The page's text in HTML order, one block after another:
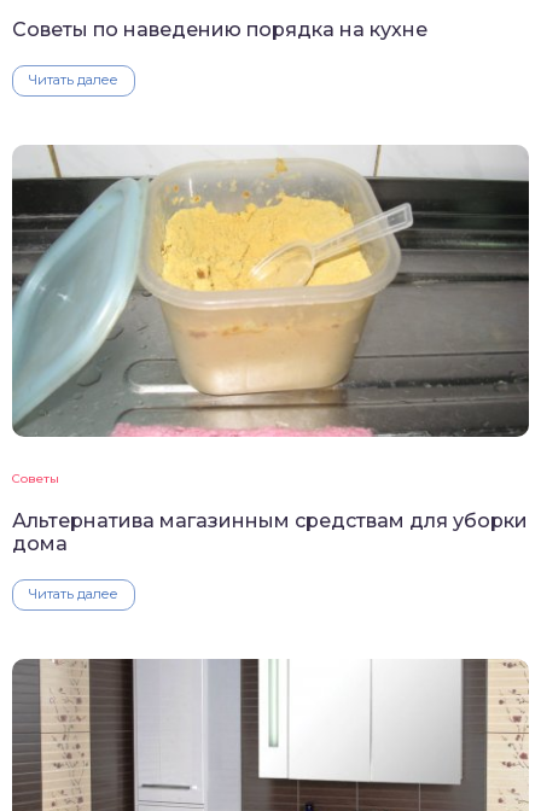
Советы по наведению порядка на кухне
Читать далее
Советы
Альтернатива магазинным средствам для уборки
дома
Читать далее